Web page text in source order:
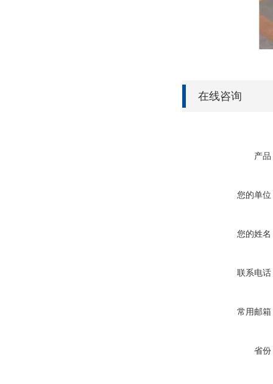
在线咨询
产品
您的单位
您的姓名
联系电话
常用邮箱
省份